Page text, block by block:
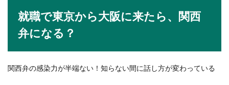
就職で東京から大阪に来たら、関西
弁になる？
関西弁の感染力が半端ない！知らない間に話し方が変わっている